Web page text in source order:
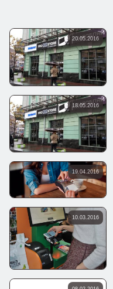
20.05.2016
18.05.2016
19.04.2016
10.03.2016